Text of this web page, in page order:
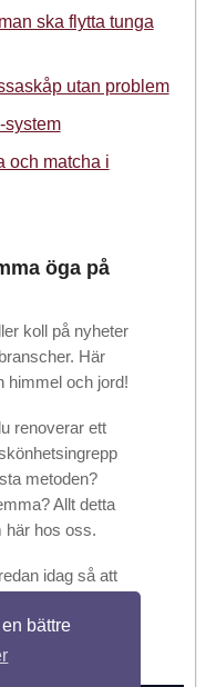
bättre
ska flytta tunga
utan problem
system
och matcha i
öga på
koll på nyheter
Här
himmel och jord!
renoverar ett
metoden?
Allt detta
här hos oss.
idag så att
när du